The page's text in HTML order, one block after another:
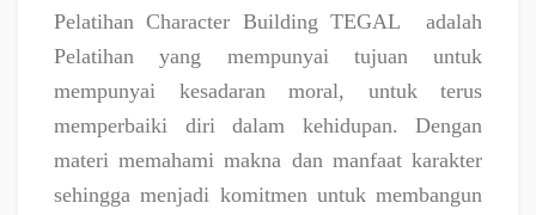
Pelatihan Character Building TEGAL
adalah
Pelatihan yang mempunyai tujuan untuk
mempunyai kesadaran moral, untuk terus
memperbaiki diri dalam kehidupan. Dengan
materi memahami makna dan manfaat karakter
sehingga menjadi komitmen untuk membangun